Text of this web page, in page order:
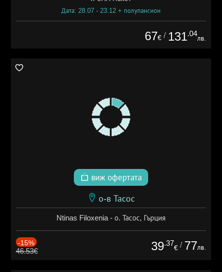
Дата: 28.07 - 23.12 + полупансион
67€ / 131.04
лв.
виж офертата
о-в Тасос
Ntinas Filoxenia - о. Тасос, Гърция
-15%
46.53€ 39.37
€ / 77лв.